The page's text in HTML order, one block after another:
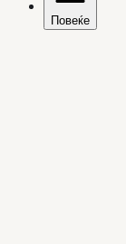
Повеќе